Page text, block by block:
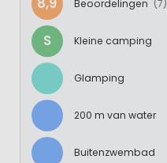
Beoordelingen (7)
S Kleine camping
Glamping
200 m van water
Buitenzwembad